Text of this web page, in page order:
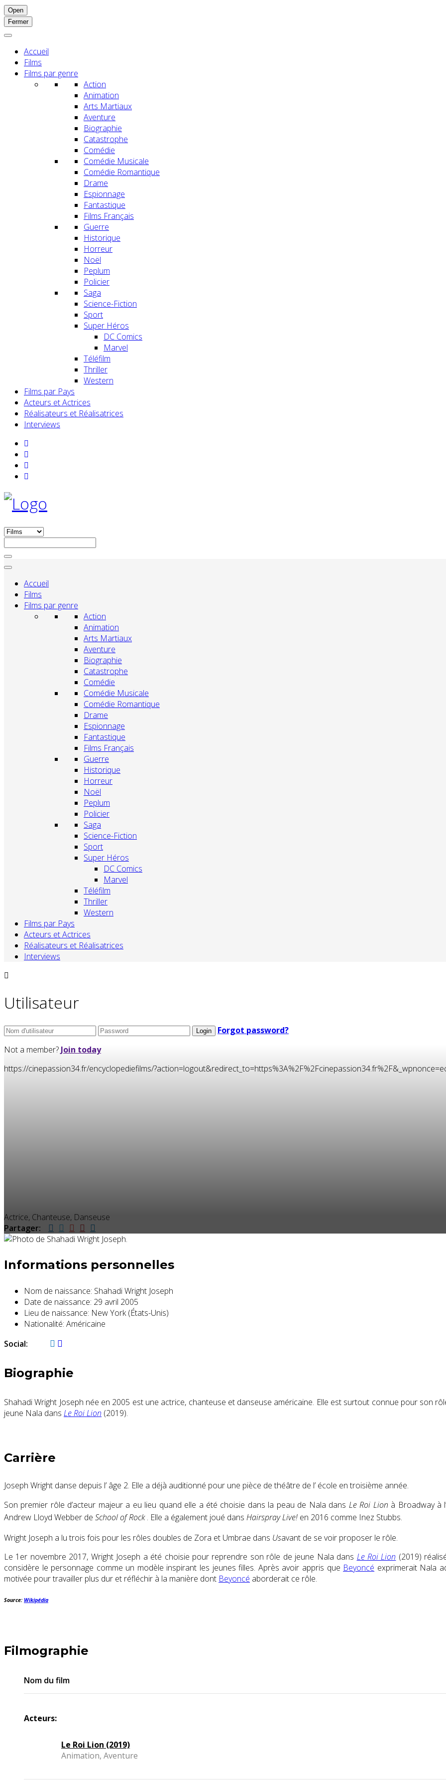
Open
Fermer
Accueil
Films
Films par genre
Action
Animation
Arts Martiaux
Aventure
Biographie
Catastrophe
Comédie
Comédie Musicale
Comédie Romantique
Drame
Espionnage
Fantastique
Films Français
Guerre
Historique
Horreur
Noël
Peplum
Policier
Saga
Science-Fiction
Sport
Super Héros
DC Comics
Marvel
Téléfilm
Thriller
Western
Films par Pays
Acteurs et Actrices
Réalisateurs et Réalisatrices
Interviews
Accueil
Films
Films par genre
Action
Animation
Arts Martiaux
Aventure
Biographie
Catastrophe
Comédie
Comédie Musicale
Comédie Romantique
Drame
Espionnage
Fantastique
Films Français
Guerre
Historique
Horreur
Noël
Peplum
Policier
Saga
Science-Fiction
Sport
Super Héros
DC Comics
Marvel
Téléfilm
Thriller
Western
Films par Pays
Acteurs et Actrices
Réalisateurs et Réalisatrices
Interviews
Utilisateur
Forgot password?
Not a member? Join today
https://cinepassion34.fr/encyclopediefilms/
Actrice, Chanteuse, Danseuse
Partager:
Informations personnelles
Nom de naissance: Shahadi Wright Joseph
Date de naissance: 29 avril 2005
Lieu de naissance: New York (États-Unis)
Nationalité: Américaine
Social:
Biographie
Shahadi Wright Joseph née en 2005 est une actrice, chanteuse et danseuse américaine. Elle est surtout connue pour son
jeune Nala dans Le Roi Lion (2019).
Carrière
Joseph Wright danse depuis l’ âge 2. Elle a déjà auditionné pour une pièce de théâtre de l’ école en troisième année.
Son premier rôle d’acteur majeur a eu lieu quand elle a été choisie dans la peau de Nala dans Le Roi Lion à Broadway à
Andrew Lloyd Webber de School of Rock. Elle a également joué dans Hairspray Live! en 2016 comme Inez Stubbs.
Wright Joseph a lu trois fois pour les rôles doubles de Zora et Umbrae dans Usavant de se voir proposer le rôle.
Le 1er novembre 2017, Wright Joseph a été choisie pour reprendre son rôle de jeune Nala dans Le Roi Lion (2019)
considère le personnage comme un modèle inspirant les jeunes filles. Après avoir appris que Beyoncé exprimerait Nala
motivée pour travailler plus dur et réfléchir à la manière dont Beyoncé aborderait ce rôle.
Source: Wikipédia
Filmographie
Nom du film
Acteurs:
Le Roi Lion (2019)
Animation, Aventure